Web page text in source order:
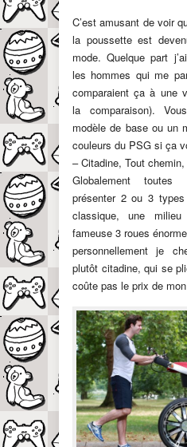
C’est amusant de voir
la poussette est
mode. Quelque part
les hommes qui me
comparaient ça à une
la comparaison).
modèle de base ou un
couleurs du PSG si ça
– Citadine, Tout
Globalement
présenter 2 ou 3
classique, une
fameuse 3 roues
personnellement je
plutôt citadine, qui se
coûte pas le prix de